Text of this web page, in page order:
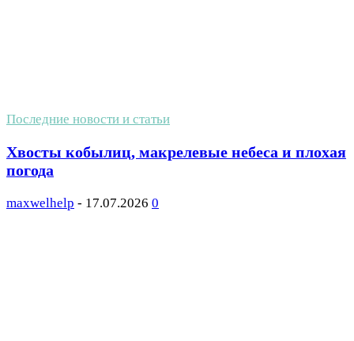
Последние новости и статьи
Хвосты кобылиц, макрелевые небеса и плохая
погода
maxwelhelp - 17.07.2026 0